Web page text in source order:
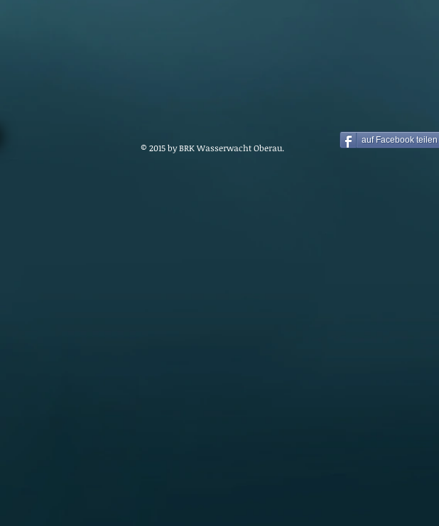
© 2015 by BRK Wasserwacht Oberau.
auf Facebook teilen